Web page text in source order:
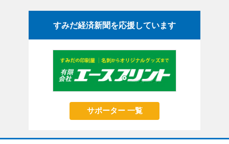
すみだ経済新聞を応援しています
サポーター 一覧